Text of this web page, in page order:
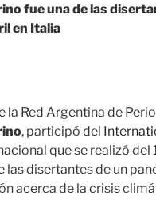
fue una de las
en Italia
la Red Argentina de
, participó del
que se realizó del
las disertantes de un
acerca de la crisis